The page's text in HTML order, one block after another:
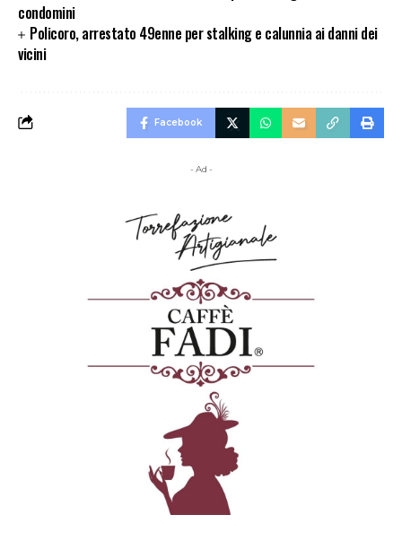
condomini
Policoro, arrestato 49enne per stalking e calunnia ai danni dei
vicini
Facebook
- Ad -